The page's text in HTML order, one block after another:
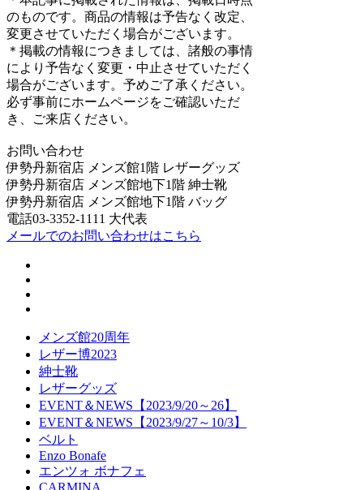
のものです。商品の情報は予告なく改定、
変更させていただく場合がございます。
＊掲載の情報につきましては、諸般の事情
により予告なく変更・中止させていただく
場合がございます。予めご了承ください。
必ず事前にホームページをご確認いただ
き、ご来店ください。
お問い合わせ
伊勢丹新宿店 メンズ館1階 レザーグッズ
伊勢丹新宿店 メンズ館地下1階 紳士靴
伊勢丹新宿店 メンズ館地下1階 バッグ
電話03-3352-1111 大代表
メールでのお問い合わせはこちら
メンズ館20周年
レザー博2023
紳士靴
レザーグッズ
EVENT＆NEWS【2023/9/20～26】
EVENT＆NEWS【2023/9/27～10/3】
ベルト
Enzo Bonafe
エンツォ ボナフェ